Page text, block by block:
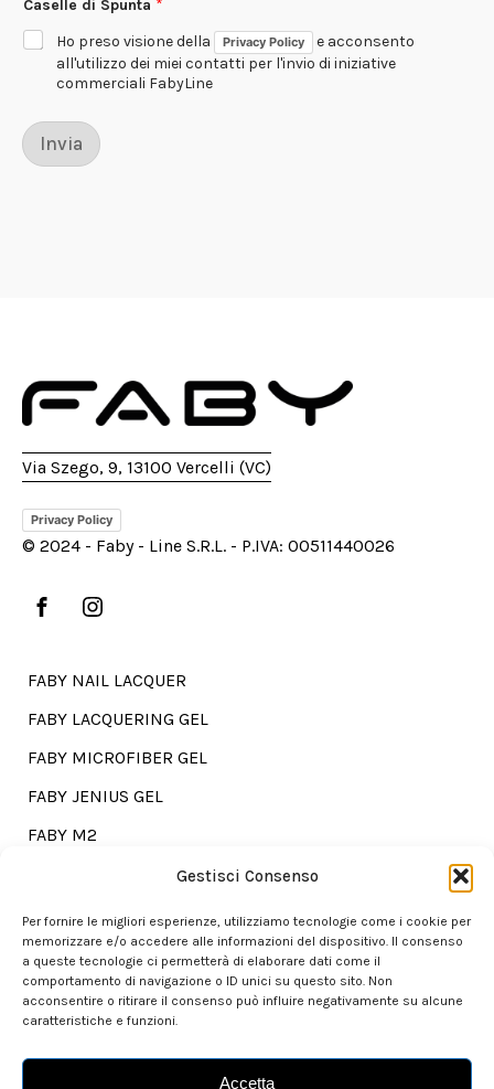
Gestisci Consenso
Per fornire le migliori esperienze, utilizziamo tecnologie come i cookie per
memorizzare e/o accedere alle informazioni del dispositivo. Il consenso
a queste tecnologie ci permetterà di elaborare dati come il
comportamento di navigazione o ID unici su questo sito. Non
acconsentire o ritirare il consenso può influire negativamente su alcune
caratteristiche e funzioni.
Accetta
p
u
n
u
n
Caselle di Spunta *
Ho preso visione della
Privacy Policy
e acconsento
all'utilizzo dei miei contatti per l'invio di iniziative
commerciali FabyLine
Invia
Via Szego, 9, 13100 Vercelli (VC)
Privacy Policy
© 2024 - Faby - Line S.R.L. - P.IVA: 00511440026
FABY NAIL LACQUER
FABY LACQUERING GEL
FABY MICROFIBER GEL
FABY JENIUS GEL
FABY M2
Go shopping?
Our store is here for you.